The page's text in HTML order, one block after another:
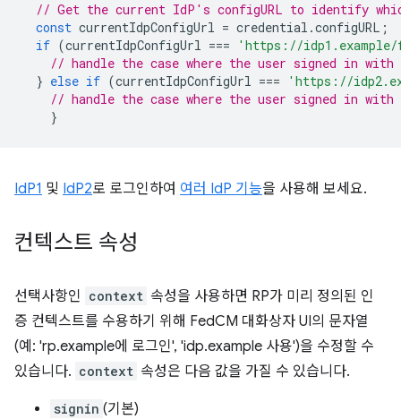
// Get the current IdP's configURL to identify
const currentIdpConfigUrl = credential .configURL ;
if (currentIdpConfigUrl ===
'https://
// handle the case where the user signed in with
} else if (currentIdpConfigUrl ===
'https://
// handle the case where the user signed in with
}
IdP1 및 IdP2로 로그인하여 여러 IdP 기능을 사용해 보세요.
컨텍스트 속성
선택사항인 context 속성을 사용하면 RP가 미리 정의된 인
증 컨텍스트를 수용하기 위해 FedCM 대화상자 UI의 문자열
(예: 'rp.example에 로그인', 'idp.example 사용')을 수정할 수
있습니다. context 속성은 다음 값을 가질 수 있습니다.
signin (기본)